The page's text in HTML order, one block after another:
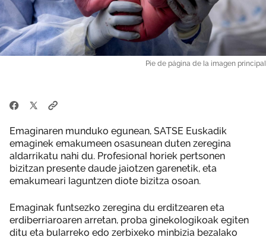
Pie de página de la imagen principal
Emaginaren munduko egunean, SATSE Euskadik
emaginek emakumeen osasunean duten zeregina
aldarrikatu nahi du. Profesional horiek pertsonen
bizitzan presente daude jaiotzen garenetik, eta
emakumeari laguntzen diote bizitza osoan.
Emaginak funtsezko zeregina du erditzearen eta
erdiberriaroaren arretan, proba ginekologikoak egiten
ditu eta bularreko edo zerbixeko minbizia bezalako